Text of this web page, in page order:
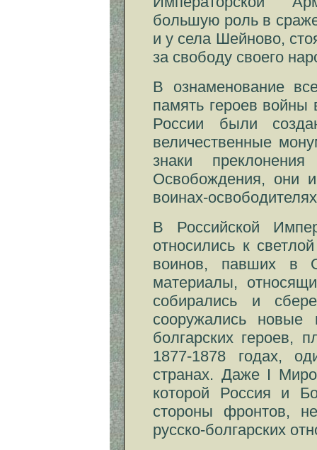
большую роль в
и у села Шейново,
за свободу своего
В ознаменование
память героев войны
России были
величественные
знаки
Освобождения, они
воинах-
В Российской
относились к
воинов, павших в
материалы,
собирались и
сооружались новые
болгарских героев,
1877-1878 годах,
странах. Даже I
которой Россия и
стороны фронтов,
русско-болгарских